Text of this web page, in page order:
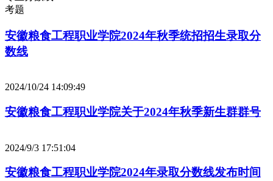
考题
安徽粮食工程职业学院2024年秋季统招招生录取分
数线
2024/10/24 14:09:49
安徽粮食工程职业学院关于2024年秋季新生群群号
2024/9/3 17:51:04
安徽粮食工程职业学院2024年录取分数线发布时间